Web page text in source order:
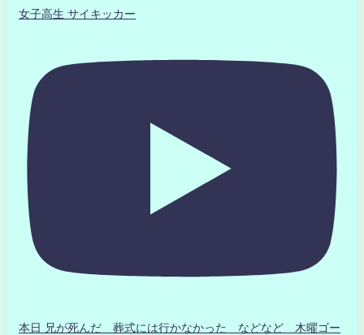
女子高生 サイキッカー
本日 兄が死んだ 葬式には行かなかった などなど 木曜ゴー